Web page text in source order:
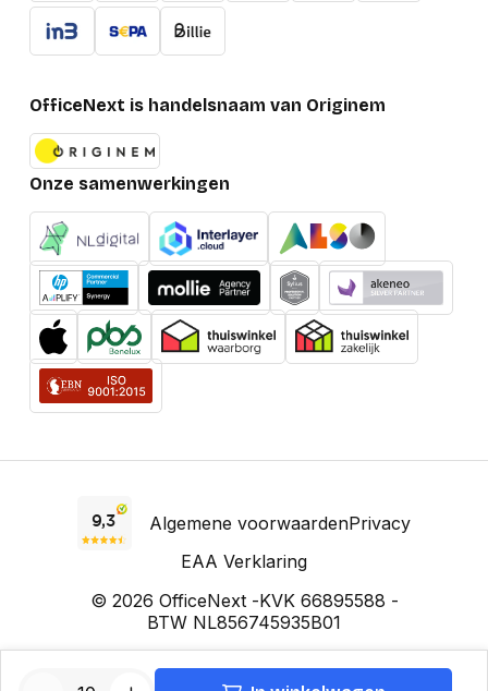
OfficeNext is handelsnaam van Originem
Onze samenwerkingen
Algemene voorwaardenPrivacy
EAA Verklaring
© 2026 OfficeNext -KVK 66895588 -
BTW NL856745935B01
Prijzen incl. BTW, voor zakelijke klanten excl. BTW. Prijzen kunnen